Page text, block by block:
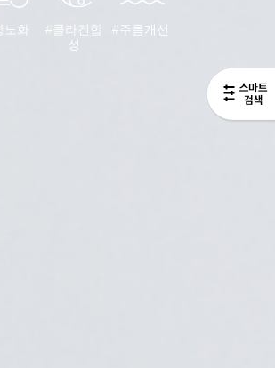
화
#콜라겐합
성
#주름개선